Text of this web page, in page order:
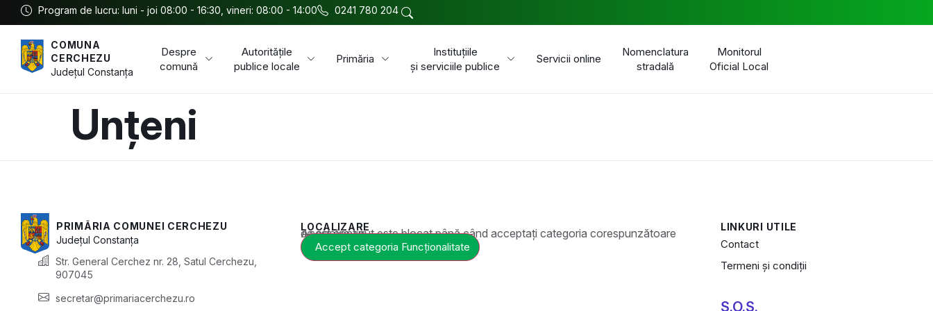
Program de lucru: luni - joi 08:00 - 16:30, vineri: 08:00 - 14:00 0241 780 204
COMUNA
CERCHEZU
JudețulConstanța
Despre
comună
Autoritățile
publice locale
Primăria
Instituțiile
și serviciile publice
Servicii online
Nomenclatura
stradală
Monitorul
Oficial Local
Unțeni
PRIMĂRIA COMUNEI CERCHEZU
JudețulConstanța
Str. General Cerchez nr. 28, Satul Cerchezu,
907045
secretar@primariacerchezu.ro
LOCALIZARE
Acest conținut este blocat până când acceptați categoria corespunzătoare de cookie-uri.
Accept categoria Funcționalitate
LINKURI UTILE
Contact
Termeni și condiții
S.O.S.